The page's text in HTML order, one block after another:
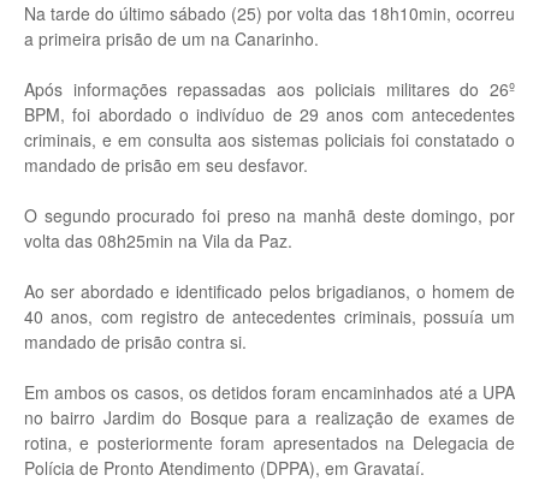
Na tarde do último sábado (25) por volta das 18h10min, ocorreu
a primeira prisão de um na Canarinho.
Após informações repassadas aos policiais militares do 26º
BPM, foi abordado o indivíduo de 29 anos com antecedentes
criminais, e em consulta aos sistemas policiais foi constatado o
mandado de prisão em seu desfavor.
O segundo procurado foi preso na manhã deste domingo, por
volta das 08h25min na Vila da Paz.
Ao ser abordado e identificado pelos brigadianos, o homem de
40 anos, com registro de antecedentes criminais, possuía um
mandado de prisão contra si.
Em ambos os casos, os detidos foram encaminhados até a UPA
no bairro Jardim do Bosque para a realização de exames de
rotina, e posteriormente foram apresentados na Delegacia de
Polícia de Pronto Atendimento (DPPA), em Gravataí.